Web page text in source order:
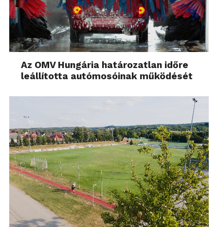
Az OMV Hungária határozatlan időre
leállította autómosóinak működését